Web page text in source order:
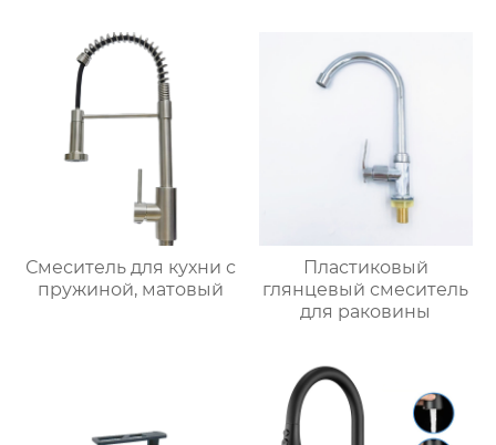
цинкового сплава
Смеситель для кухни с
пружиной, матовый
Пластиковый
глянцевый смеситель
для раковины